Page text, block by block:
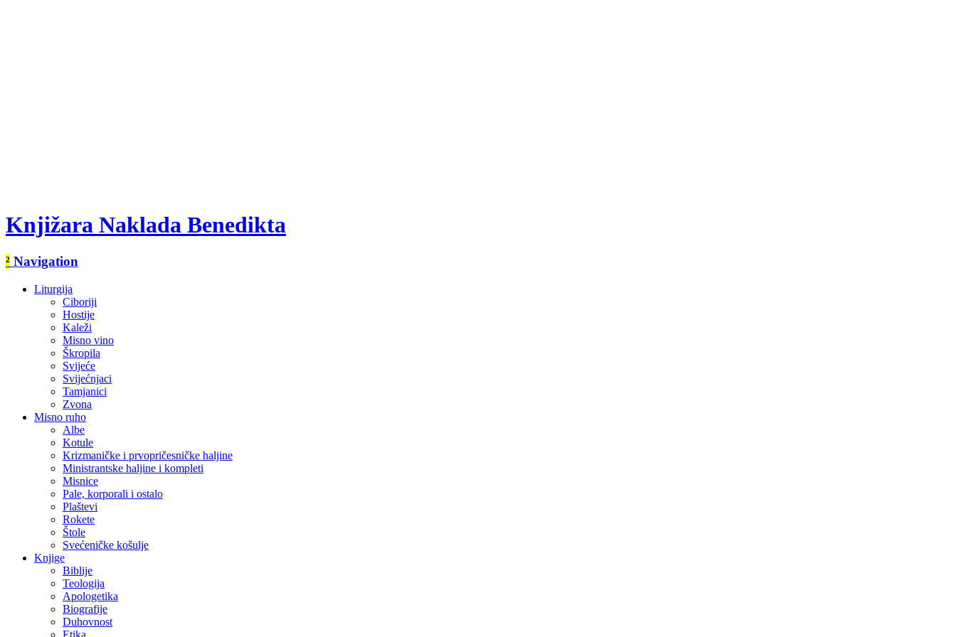
Knjižara Naklada Benedikta
² Navigation
Liturgija
Ciboriji
Hostije
Kaleži
Misno vino
Škropila
Svijeće
Svijećnjaci
Tamjanici
Zvona
Misno ruho
Albe
Kotule
Krizmaničke i prvopričesničke haljine
Ministrantske haljine i kompleti
Misnice
Pale, korporali i ostalo
Plaštevi
Rokete
Štole
Svećeničke košulje
Knjige
Biblije
Teologija
Apologetika
Biografije
Duhovnost
Etika